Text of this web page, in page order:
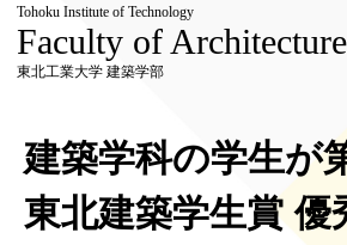
Tohoku Institute of Technology
Faculty of Architecture
東北工業大学 建築学部
建築学科の学生が
東北建築学生賞 優